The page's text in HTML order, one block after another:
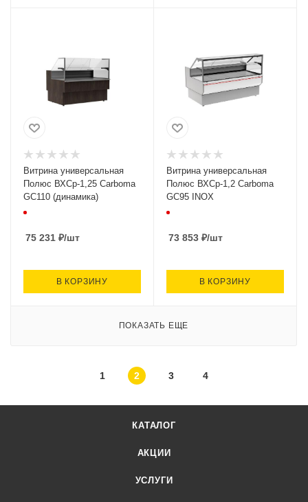
Витрина универсальная
Полюс ВХСр-1,25 Carboma
GC110 (динамика)
75 231 ₽/шт
В КОРЗИНУ
Витрина универсальная
Полюс ВХСр-1,2 Carboma
GC95 INOX
73 853 ₽/шт
В КОРЗИНУ
ПОКАЗАТЬ ЕЩЕ
1 2 3 4
КАТАЛОГ
АКЦИИ
УСЛУГИ